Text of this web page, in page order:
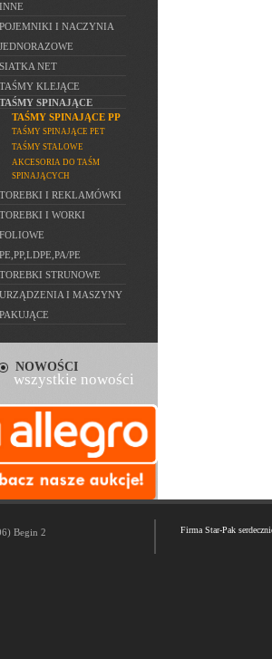
INNE
POJEMNIKI I NACZYNIA
JEDNORAZOWE
SIATKA NET
TAŚMY KLEJĄCE
TAŚMY SPINAJĄCE
TAŚMY SPINAJĄCE PP
TAŚMY SPINAJĄCE PET
TAŚMY STALOWE
AKCESORIA DO TAŚM
SPINAJĄCYCH
TOREBKI I REKLAMÓWKI
TOREBKI I WORKI
FOLIOWE
PE,PP,LDPE,PA/PE
TOREBKI STRUNOWE
URZĄDZENIA I MASZYNY
PAKUJĄCE
NOWOŚCI
wszystkie nowości
Begin 2 Firma Star-Pak